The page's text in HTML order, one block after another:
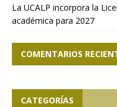
La UCALP incorpora la
académica para 2027
COMENTARIOS
CATEGORÍAS